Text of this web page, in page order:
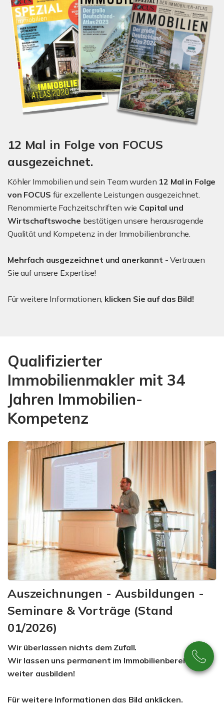
12 Mal in Folge von FOCUS
ausgezeichnet.
Köhler Immobilien und sein Team wurden 12 Mal in Folge
von FOCUS für exzellente Leistungen ausgezeichnet.
Renommierte Fachzeitschriften wie Capital und
Wirtschaftswoche bestätigen unsere herausragende
Qualität und Kompetenz in der Immobilienbranche.
Mehrfach ausgezeichnet und anerkannt - Vertrauen
Sie auf unsere Expertise!
Für weitere Informationen, klicken Sie auf das Bild!
Qualifizierter
Immobilienmakler mit 34
Jahren Immobilien-
Kompetenz
Auszeichnungen - Ausbildungen -
Seminare & Vorträge (Stand
01/2026)
Wir überlassen nichts dem Zufall.
Wir lassen uns permanent im Immobilienbereich
weiter ausbilden!
Für weitere Informationen das Bild anklicken.